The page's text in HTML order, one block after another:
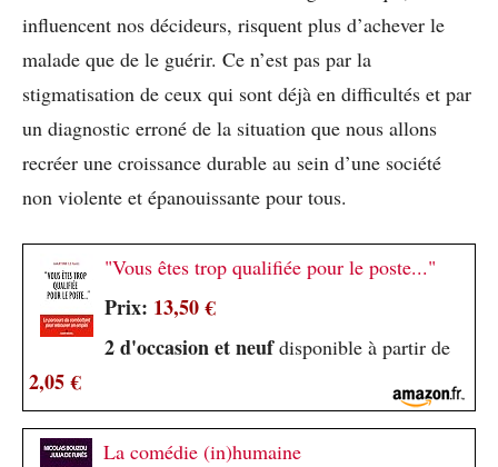
influencent nos décideurs, risquent plus d’achever le
malade que de le guérir. Ce n’est pas par la
stigmatisation de ceux qui sont déjà en difficultés et par
un diagnostic erroné de la situation que nous allons
recréer une croissance durable au sein d’une société
non violente et épanouissante pour tous.
"Vous êtes trop qualifiée pour le poste..."
Prix: 13,50 €
2 d'occasion et neufdisponible à partir de
2,05 €
La comédie (in)humaine